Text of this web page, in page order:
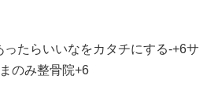
ったらいいなをカタチにする-+6サ
のみ整骨院+6